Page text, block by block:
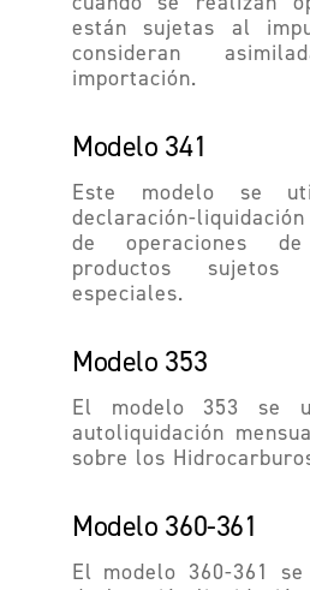
están sujetas al
consideran
importación.
Modelo 341
Este modelo se
declaración-
de operaciones
productos sujetos
especiales.
Modelo 353
El modelo 353 se
autoliquidación
sobre los
Modelo 360-361
El modelo 360-361